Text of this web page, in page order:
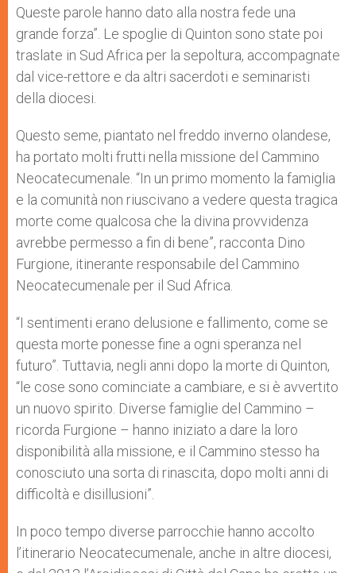
Queste parole hanno dato alla nostra fede una
grande forza”. Le spoglie di Quinton sono state poi
traslate in Sud Africa per la sepoltura, accompagnate
dal vice-rettore e da altri sacerdoti e seminaristi
della diocesi.
Questo seme, piantato nel freddo inverno olandese,
ha portato molti frutti nella missione del Cammino
Neocatecumenale. “In un primo momento la famiglia
e la comunità non riuscivano a vedere questa tragica
morte come qualcosa che la divina provvidenza
avrebbe permesso a fin di bene”, racconta Dino
Furgione, itinerante responsabile del Cammino
Neocatecumenale per il Sud Africa.
“I sentimenti erano delusione e fallimento, come se
questa morte ponesse fine a ogni speranza nel
futuro”. Tuttavia, negli anni dopo la morte di Quinton,
“le cose sono cominciate a cambiare, e si è avvertito
un nuovo spirito. Diverse famiglie del Cammino –
ricorda Furgione – hanno iniziato a dare la loro
disponibilità alla missione, e il Cammino stesso ha
conosciuto una sorta di rinascita, dopo molti anni di
difficoltà e disillusioni”.
In poco tempo diverse parrocchie hanno accolto
l’itinerario Neocatecumenale, anche in altre diocesi,